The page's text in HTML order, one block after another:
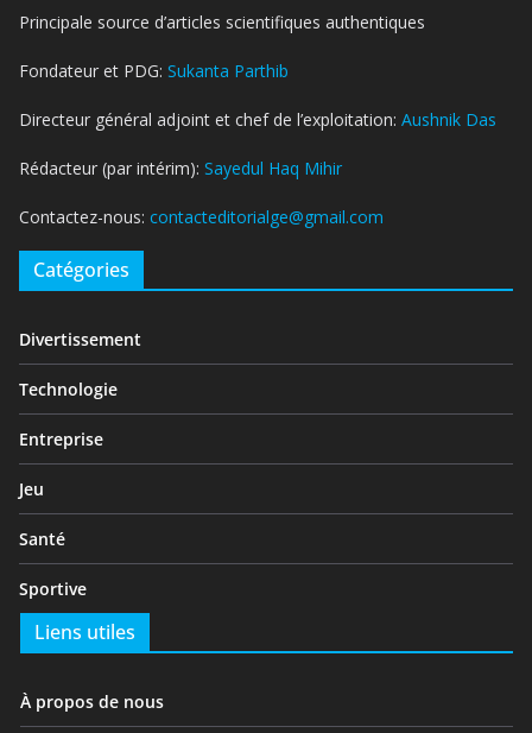
Principale source d’articles scientifiques authentiques
Fondateur et PDG: Sukanta Parthib
Directeur général adjoint et chef de l’exploitation: Aushnik Das
Rédacteur (par intérim): Sayedul Haq Mihir
Contactez-nous: contacteditorialge@gmail.com
Catégories
Divertissement
Technologie
Entreprise
Jeu
Santé
Sportive
Liens utiles
À propos de nous